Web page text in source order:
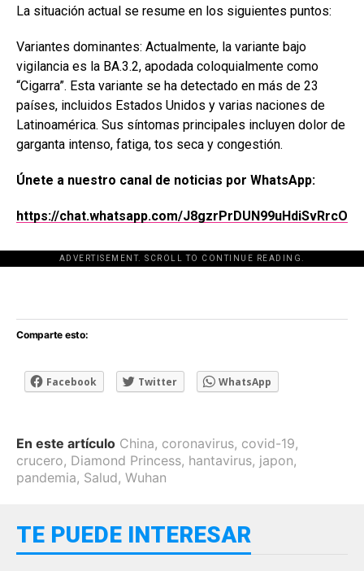
La situación actual se resume en los siguientes puntos:
Variantes dominantes: Actualmente, la variante bajo
vigilancia es la BA.3.2, apodada coloquialmente como
“Cigarra”. Esta variante se ha detectado en más de 23
países, incluidos Estados Unidos y varias naciones de
Latinoamérica. Sus síntomas principales incluyen dolor de
garganta intenso, fatiga, tos seca y congestión.
Únete a nuestro canal de noticias por WhatsApp:
https://chat.whatsapp.com/J8gzrPrDUN99uHdiSvRrcO
ADVERTISEMENT. SCROLL TO CONTINUE READING.
[adsforwp id="243463"]
Comparte esto:
Facebook Twitter WhatsApp
En este artículo China, coronavirus, covid-19,
crucero, Diamond Princess, hantavirus, japon,
pandemia, Salud, Wuhan
TE PUEDE INTERESAR